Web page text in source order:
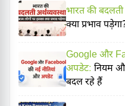
भारत की बदलती
क्या प्रभाव
Google और
अपडेट: नियम
बदल रहे हैं